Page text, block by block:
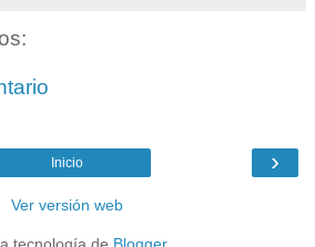
›
Inicio
Ver versión web